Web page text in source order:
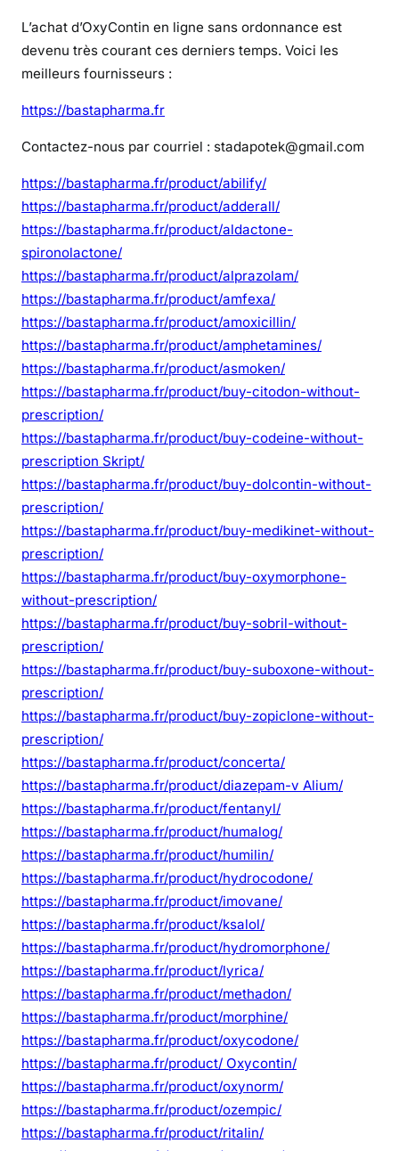
e
r
a
a
x
s
n
o
d
o
n
a
c
L’achat d’OxyContin en ligne sans ordonnance est
devenu très courant ces derniers temps. Voici les
meilleurs fournisseurs :
https://bastapharma.fr
Contactez-nous par courriel : stadapotek@gmail.com
https://bastapharma.fr/product/abilify/
https://bastapharma.fr/product/adderall/
https://bastapharma.fr/product/aldactone-
spironolactone/
https://bastapharma.fr/product/alprazolam/
https://bastapharma.fr/product/amfexa/
https://bastapharma.fr/product/amoxicillin/
https://bastapharma.fr/product/amphetamines/
https://bastapharma.fr/product/asmoken/
https://bastapharma.fr/product/buy-citodon-without-
prescription/
https://bastapharma.fr/product/buy-codeine-without-
prescription Skript/
https://bastapharma.fr/product/buy-dolcontin-without-
prescription/
https://bastapharma.fr/product/buy-medikinet-without-
prescription/
https://bastapharma.fr/product/buy-oxymorphone-
without-prescription/
https://bastapharma.fr/product/buy-sobril-without-
prescription/
https://bastapharma.fr/product/buy-suboxone-without-
prescription/
https://bastapharma.fr/product/buy-zopiclone-without-
prescription/
https://bastapharma.fr/product/concerta/
https://bastapharma.fr/product/diazepam-v Alium/
https://bastapharma.fr/product/fentanyl/
https://bastapharma.fr/product/humalog/
https://bastapharma.fr/product/humilin/
https://bastapharma.fr/product/hydrocodone/
https://bastapharma.fr/product/imovane/
https://bastapharma.fr/product/ksalol/
https://bastapharma.fr/product/hydromorphone/
https://bastapharma.fr/product/lyrica/
https://bastapharma.fr/product/methadon/
https://bastapharma.fr/product/morphine/
https://bastapharma.fr/product/oxycodone/
https://bastapharma.fr/product/ Oxycontin/
https://bastapharma.fr/product/oxynorm/
https://bastapharma.fr/product/ozempic/
https://bastapharma.fr/product/ritalin/